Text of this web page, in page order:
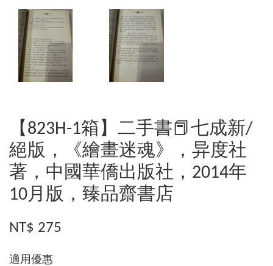
【823H-1箱】二手書📕七成新/
絕版，《繪畫迷魂》，异度社
著，中國華僑出版社，2014年
10月版，臻品齋書店
NT$ 275
適用優惠